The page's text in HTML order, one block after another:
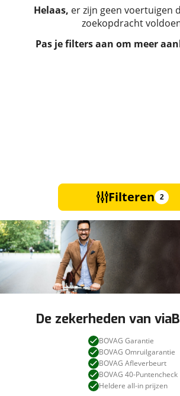
Helaas, er zijn geen voertuigen
zoekopdracht
Pas je filters aan om meer
Filteren 2
De zekerheden van
BOVAG Garantie
BOVAG Omruilgarantie
BOVAG Afleverbeurt
BOVAG 40-Puntencheck
Heldere all-in prijzen